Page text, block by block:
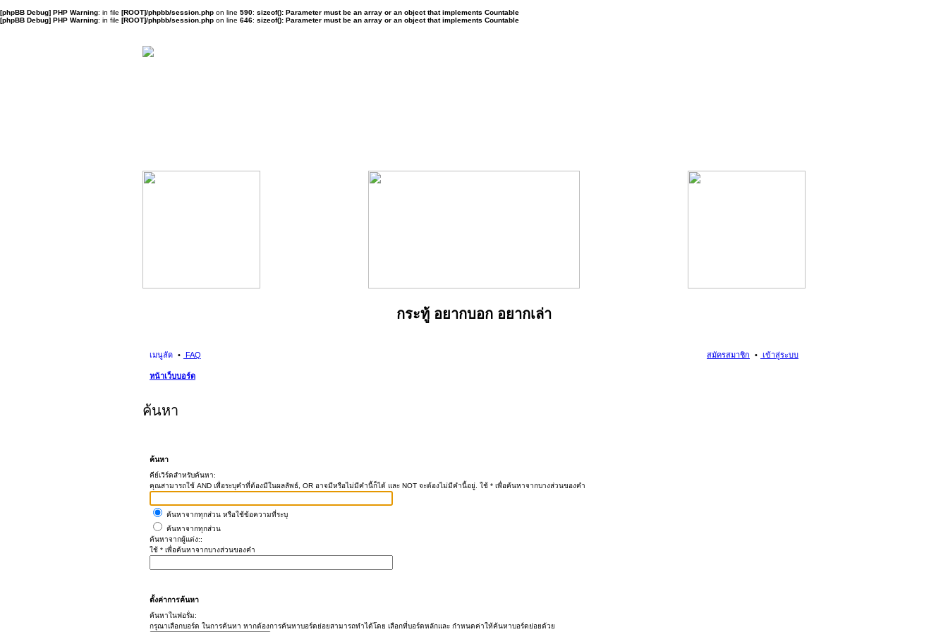
[phpBB Debug] PHP Warning: in file [ROOT]/phpbb/session.php on line 590: sizeof(): Parameter must be an array or an object that implements Countable
[phpBB Debug] PHP Warning: in file [ROOT]/phpbb/session.php on line 646: sizeof(): Parameter must be an array or an object that implements Countable
กระทู้ อยากบอก อยากเล่า
เมนูลัด FAQ เข้าสู่ระบบ
สมัครสมาชิก
หน้าเว็บบอร์ด
ค้นหา
ค้นหา
คีย์เวิร์ดสำหรับค้นหา:
คุณสามารถใช้ AND เพื่อระบุคำที่ต้องมีในผลลัพธ์, OR อาจมีหรือไม่มีคำนี้ก็ได้ และ NOT จะต้องไม่มีคำนี้อยู่. ใช้ * เพื่อค้นหาจากบางส่วนของคำ
ค้นหาจากทุกส่วน หรือใช้ข้อความที่ระบุ
ค้นหาจากทุกส่วน
ค้นหาจากผู้แต่ง::
ใช้ * เพื่อค้นหาจากบางส่วนของคำ
ตั้งค่าการค้นหา
ค้นหาในฟอรั่ม:
กรุณาเลือกบอร์ด ในการค้นหา หากต้องการค้นหาบอร์ดย่อยสามารถทำได้โดย เลือกที่บอร์ดหลักและ กำหนดค่าให้ค้นหาบอร์ดย่อยด้วย